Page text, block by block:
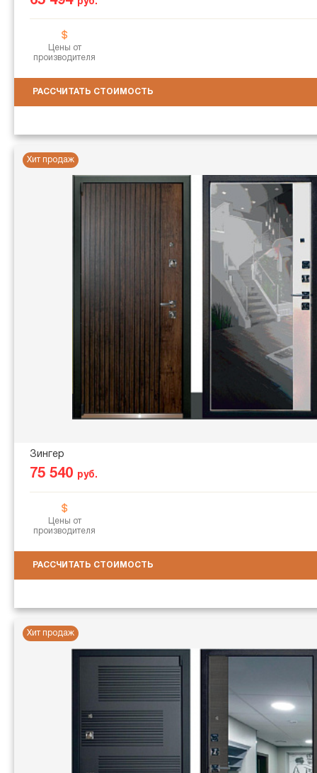
руб.
Цены от
производителя
РАССЧИТАТЬ СТОИМОСТЬ
Хит продаж
Зингер
75 540 руб.
Цены от
производителя
РАССЧИТАТЬ СТОИМОСТЬ
Хит продаж